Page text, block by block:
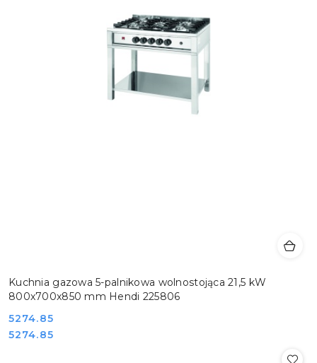
Kuchnia gazowa 5-palnikowa wolnostojąca 21,5 kW
800x700x850 mm Hendi 225806
Cena:
5274.85
Cena:
5274.85